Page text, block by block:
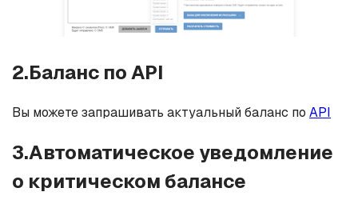
2.Баланс по API
Вы можете запрашивать актуальный баланс по API
3.Автоматическое уведомление
о критическом балансе